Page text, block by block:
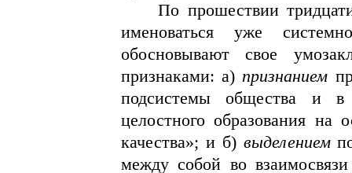
По прошествии
именоваться уже
обосновывают свое
признаками: а)признанием
подсистемы общества и
целостного образования на
качества»; и б) выделением
между собой во